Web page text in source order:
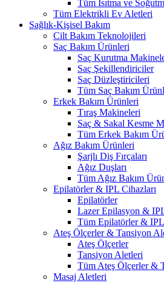
Tüm Isıtma ve
Tüm Elektrikli Ev Aletleri
Sağlık-Kişisel Bakım
Cilt Bakım Teknolojileri
Saç Bakım Ürünleri
Saç Kurutma
Saç Şekillendiriciler
Saç Düzleştiricileri
Tüm Saç Bakım
Erkek Bakım Ürünleri
Tıraş Makineleri
Saç & Sakal Kesme
Tüm Erkek Bakım
Ağız Bakım Ürünleri
Şarjlı Diş Fırçaları
Ağız Duşları
Tüm Ağız Bakım
Epilatörler & IPL Cihazları
Epilatörler
Lazer Epilasyon &
Tüm Epilatörler & IPL
Ateş Ölçerler & Tansiyon
Ateş Ölçerler
Tansiyon Aletleri
Tüm Ateş Ölçerler &
Masaj Aletleri